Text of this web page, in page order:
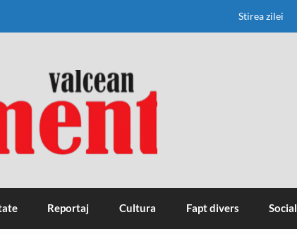
Stirea zilei
Reportaj Cultura Fapt divers Social